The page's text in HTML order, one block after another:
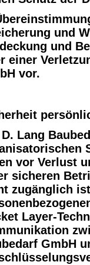
und
und
einer
vor.
D. Lang
vor Verlust
sicheren
zugänglich
Layer-
GmbH